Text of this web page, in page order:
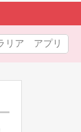
リア アプリ